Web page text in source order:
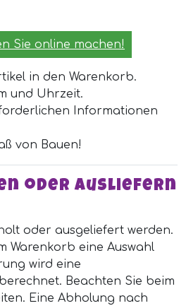
Sie online machen!
in den Warenkorb.
und Uhrzeit.
Informationen
von Bauen!
oder ausliefern
oder ausgeliefert werden.
Warenkorb eine Auswahl
wird eine
Beachten Sie beim
Eine Abholung nach